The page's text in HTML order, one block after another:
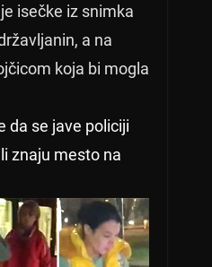
isečke iz snimka
a na
koja bi mogla
da se jave policiji
znaju mesto na